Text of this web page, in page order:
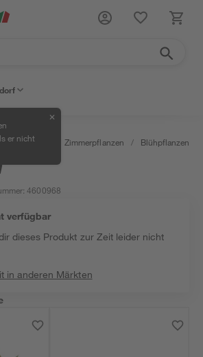
er nicht
✕
/ Pflanzen Zimmerpflanzen / Blühpflanzen
:4600968
verfügbar
dieses Produkt zur Zeit leider nicht
in anderen Märkten